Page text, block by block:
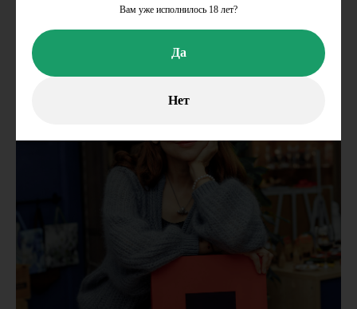
Вам уже исполнилось 18 лет?
Да
Нет
Задать вопрос